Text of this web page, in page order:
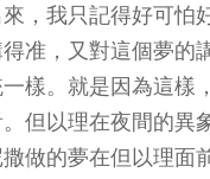
，我只記得好可
准，又對這個夢
樣。就是因為這樣
但以理在夜間的異
做的夢在但以理